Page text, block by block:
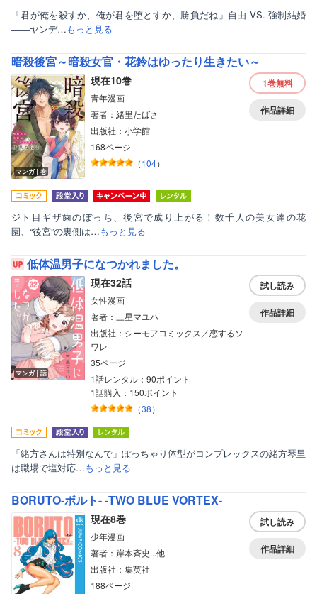
「君が俺を殺すか、俺が君を堕とすか、勝負だね」自由 VS. 強制結婚
――ヤンデ…もっと見る
暗殺後宮～暗殺女官・花鈴はゆったり生きたい～
マンガ｜巻
現在10巻
青年漫画
著者：緒里たばさ
出版社：小学館
168ページ
（104）
1巻無料
作品詳細
ジト目ギザ歯のぼっち、後宮で成り上がる！数千人の美女達の花
園、“後宮”の裏側は…もっと見る
低体温男子になつかれました。
マンガ｜話
現在32話
女性漫画
著者：三星マユハ
出版社：シーモアコミックス／恋するソ
ワレ
35ページ
1話レンタル：90ポイント
1話購入：150ポイント
（38）
試し読み
作品詳細
「緒方さんは特別なんで」ぽっちゃり体型がコンプレックスの緒方琴里
は職場で塩対応…もっと見る
BORUTO-ボルト- -TWO BLUE VORTEX-
現在8巻
少年漫画
著者：岸本斉史...他
出版社：集英社
188ページ
試し読み
作品詳細